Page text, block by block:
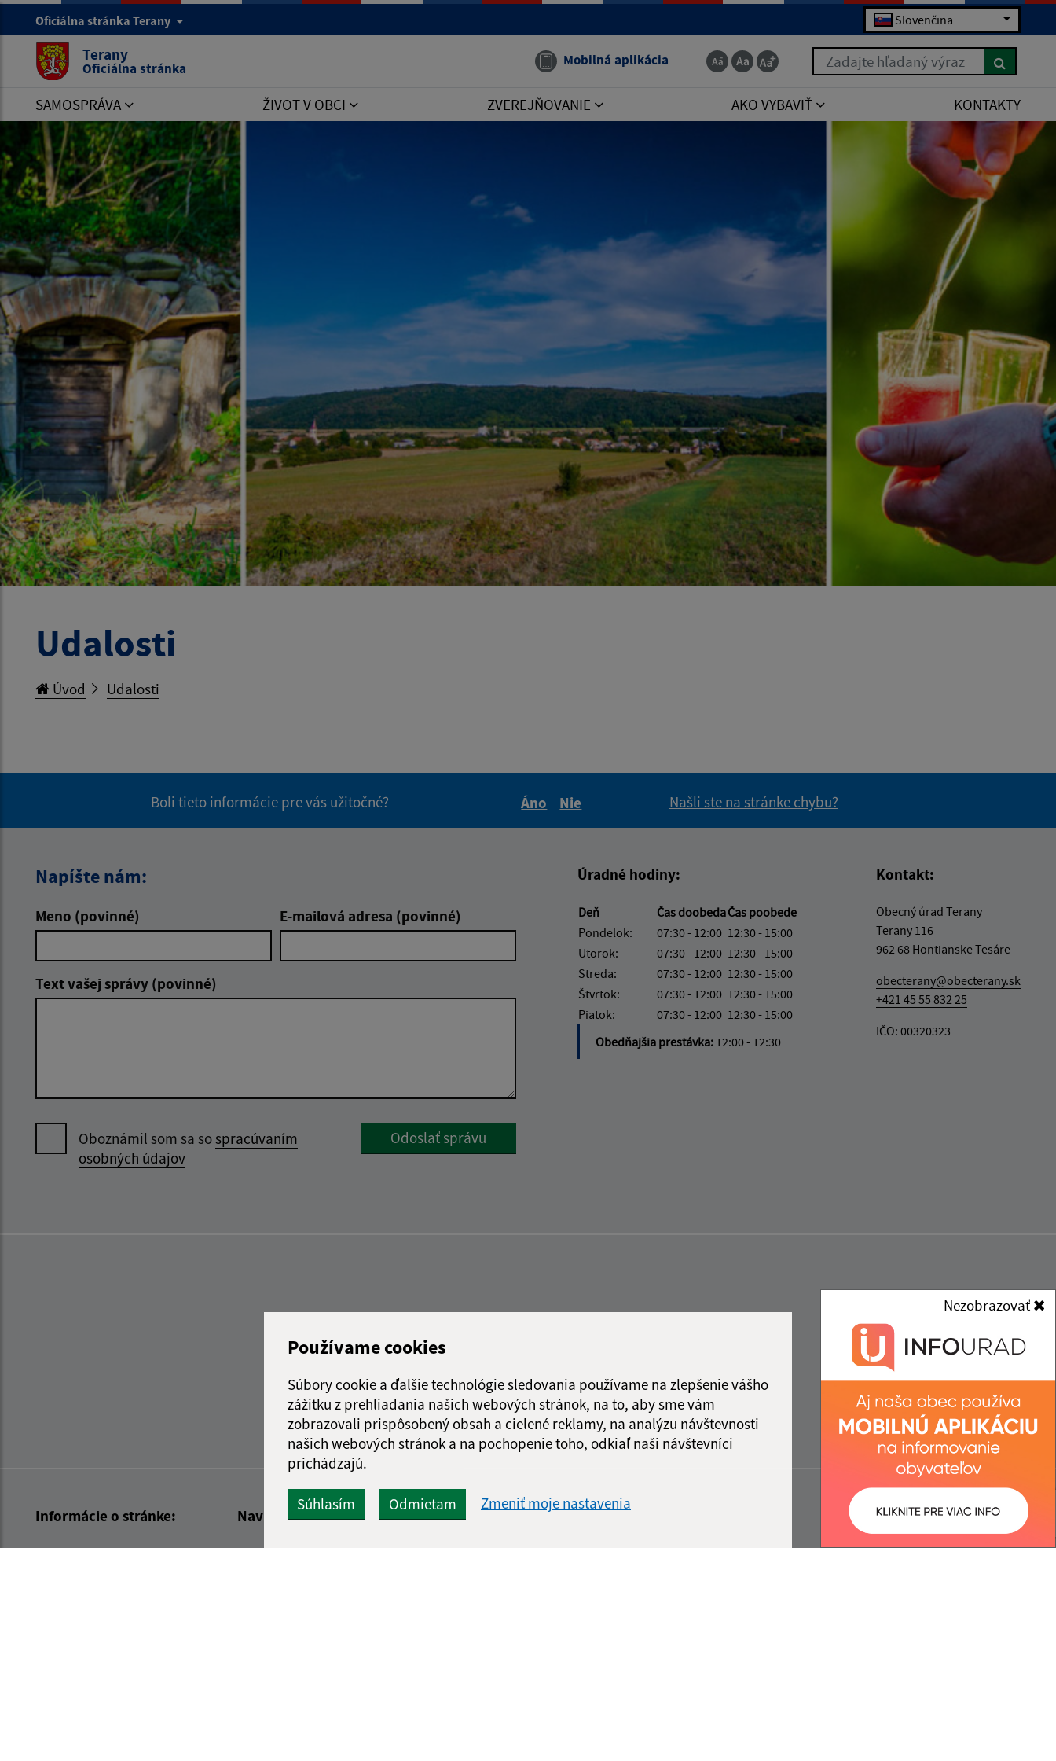
Používame cookies
Súbory cookie a ďalšie technológie sledovania používame na zlepšenie vášho
zážitku z prehliadania našich webových stránok, na to, aby sme vám
zobrazovali prispôsobený obsah a cielené reklamy, na analýzu návštevnosti
našich webových stránok a na pochopenie toho, odkiaľ naši návštevníci
prichádzajú.
Súhlasím Odmietam Zmeniť moje nastavenia
Nezobrazovať
Oficiálna stránka Terany Slovenčina
Terany
Oficiálna stránka Mobilná aplikácia Zadajte hľadaný výraz
SAMOSPRÁVA ŽIVOT V OBCI ZVEREJŇOVANIE AKO VYBAVIŤ KONTAKTY
Udalosti
Úvod Udalosti
Boli tieto informácie pre vás užitočné?
Áno
Nie
Našli ste na stránke chybu?
Napíšte nám:
Meno (povinné) E-mailová adresa (povinné)
Text vašej správy (povinné)
Oboznámil som sa sospracúvaním
osobných údajov
Google reCaptcha Response
Odoslať správu
Úradné hodiny:
Deň Čas doobedaČas poobede
Pondelok:
07:30 - 12:00 12:30 - 15:00
Utorok:
07:30 - 12:00 12:30 - 15:00
Streda:
07:30 - 12:00 12:30 - 15:00
Štvrtok:
07:30 - 12:00 12:30 - 15:00
Piatok:
07:30 - 12:00 12:30 - 15:00
Obedňajšia prestávka: 12:00 - 12:30
Kontakt:
Obecný úrad Terany
Terany 116
962 68 Hontianske Tesáre
obecterany@obecterany.sk
+421 45 55 832 25
IČO: 00320323
Informácie o stránke:
Vyhlásenie o prístupnosti
Navigácia:
Vytlačiť aktuálnu stránku
Rýchle odkazy: Správca obsahu:
Správca obsahu je Obec Terany.